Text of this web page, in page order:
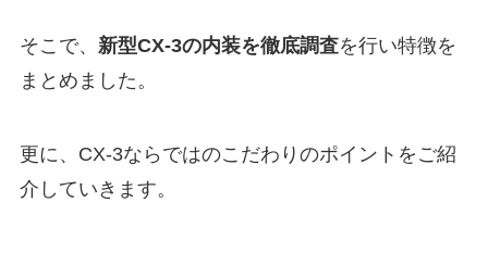
そこで、 新型CX-3の内装を徹底調査を行い特徴を
まとめました。
更に、CX-3ならではのこだわりのポイントをご紹
介していきます。